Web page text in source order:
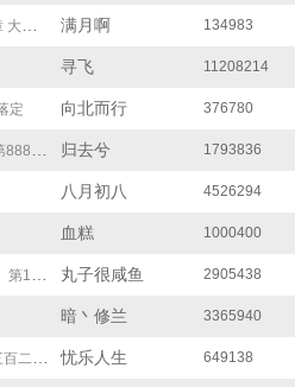
局 满月啊 134983
寻飞 11208214
定 向北而行 376780
章 大结局 归去兮 1793836
八月初八 4526294
血糕 1000400
第1337章 完本感言！ 丸子很咸鱼 2905438
暗丶修兰 3365940
章 通往上界 忧乐人生 649138